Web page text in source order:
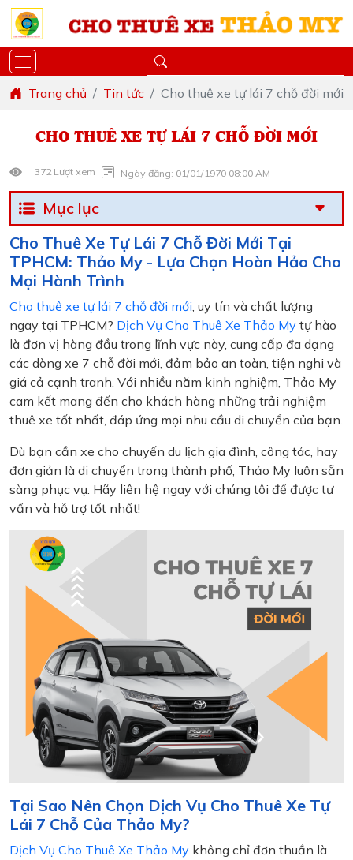
Trang chủ Tin tức Cho thuê xe tự lái 7 chỗ đời mới
CHO THUÊ XE TỰ LÁI 7 CHỖ ĐỜI MỚI
372 Lượt xem Ngày đăng: 01/01/1970 08:00 AM
Mục lục
Cho Thuê Xe Tự Lái 7 Chỗ Đời Mới Tại
TPHCM: Thảo My - Lựa Chọn Hoàn Hảo Cho
Mọi Hành Trình
Cho thuê xe tự lái 7 chỗ đời mới, uy tín và chất lượng
ngay tại TPHCM? Dịch Vụ Cho Thuê Xe Thảo My tự hào
là đơn vị hàng đầu trong lĩnh vực này, cung cấp đa dạng
các dòng xe 7 chỗ đời mới, đảm bảo an toàn, tiện nghi và
giá cả cạnh tranh. Với nhiều năm kinh nghiệm, Thảo My
cam kết mang đến cho khách hàng những trải nghiệm
thuê xe tốt nhất, đáp ứng mọi nhu cầu di chuyển của bạn.
Dù bạn cần xe cho chuyến du lịch gia đình, công tác, hay
đơn giản là di chuyển trong thành phố, Thảo My luôn sẵn
sàng phục vụ. Hãy liên hệ ngay với chúng tôi để được tư
vấn và hỗ trợ tốt nhất!
Tại Sao Nên Chọn Dịch Vụ Cho Thuê Xe Tự
Lái 7 Chỗ Của Thảo My?
Dịch Vụ Cho Thuê Xe Thảo My không chỉ đơn thuần là